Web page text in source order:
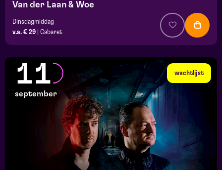
Van der Laan & Woe
Dinsdagmiddag
v.a. € 29
Cabaret
wachtlijst
11
september